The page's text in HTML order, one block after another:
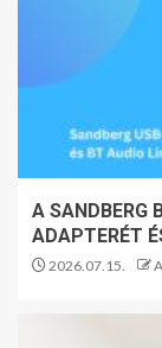
A SANDBERG
ADAPTERÉT
2026.07.15.